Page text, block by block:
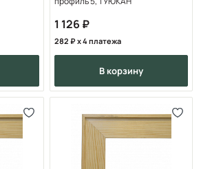
1 126
282 x 4 платежа
в корзину